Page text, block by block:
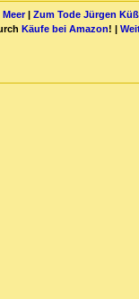
| Zum Tode Jürgen
Käufe bei Amazon! |